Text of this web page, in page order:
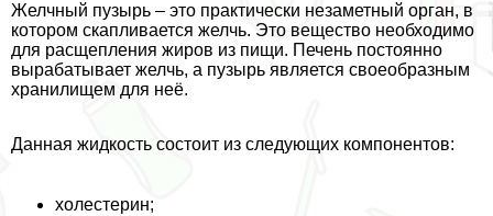
Желчный пузырь – это пpaктически незаметный орган, в
котором скапливается желчь. Это вещество необходимо
для расщепления жиров из пищи. Печень постоянно
выpaбатывает желчь, а пузырь является своеобразным
хранилищем для неё.
Данная жидкость состоит из следующих компонентов:
холестерин;